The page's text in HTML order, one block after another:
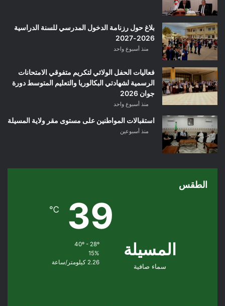
بلاغ حول رزنامة الدخول المدرسي للسنة الدراسية
2026-2027
منذ أسبوع واحد
فعاليات الحفل الولائي لتكريم متفوقي الامتحانات
الرسمية لشهادتي البكالوريا والتعليم المتوسط دورة
جوان 2026
منذ أسبوع واحد
استقبالات المواطنين على مستوى مقر ولاية المسيلة
منذ أسبوعين
الطقس
المسيلة
سماء صافية
39
℃
40º - 28º
15%
2.26 كيلومتر/ساعة